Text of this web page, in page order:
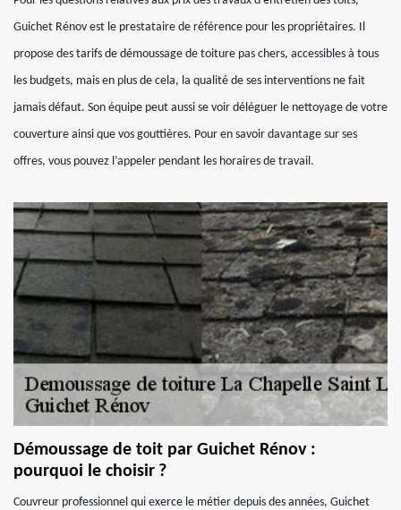
Guichet Rénov est le prestataire de référence pour les propriétaires. Il
propose des tarifs de démoussage de toiture pas chers, accessibles à tous
les budgets, mais en plus de cela, la qualité de ses interventions ne fait
jamais défaut. Son équipe peut aussi se voir déléguer le nettoyage de votre
couverture ainsi que vos gouttières. Pour en savoir davantage sur ses
offres, vous pouvez l’appeler pendant les horaires de travail.
Démoussage de toit par Guichet Rénov :
pourquoi le choisir ?
Couvreur professionnel qui exerce le métier depuis des années, Guichet